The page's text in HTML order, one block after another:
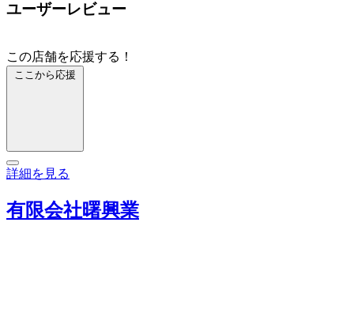
ユーザーレビュー
この店舗を応援する！
ここから応援
詳細を見る
有限会社曙興業